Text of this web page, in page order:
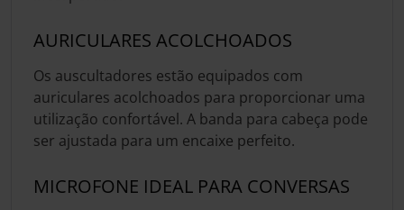
AURICULARES ACOLCHOADOS
Os auscultadores estão equipados com
auriculares acolchoados para proporcionar uma
utilização confortável. A banda para cabeça pode
ser ajustada para um encaixe perfeito.
MICROFONE IDEAL PARA CONVERSAS